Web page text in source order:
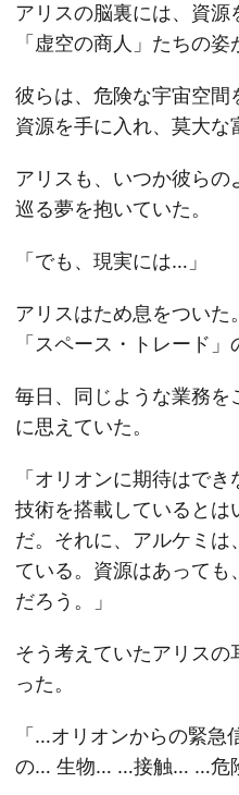
アリスの脳裏には、資源
「虚空の商人」たちの姿
彼らは、危険な宇宙空間
資源を手に入れ、莫大な
アリスも、いつか彼ら
巡る夢を抱いていた。
「でも、現実には…」
アリスはため息をつい
「スペース・トレード」
毎日、同じような業務を
に思えていた。
「オリオンに期待はで
技術を搭載していると
だ。それに、アルケミ
ている。資源はあって
だろう。」
そう考えていたアリスの
った。
「…オリオンからの緊
の… 生物… …接触… …危